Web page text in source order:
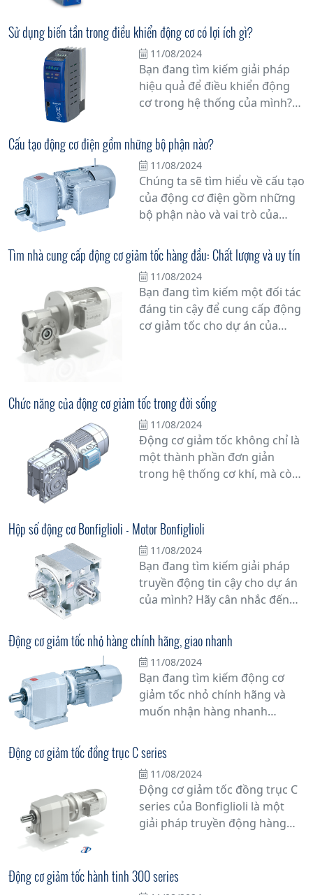
một yếu tố quan trọng trong
việc tối ưu hóa hiệu suất và tiết
kiệm năng lượng. Với sự tiến
bộ của công nghệ, biến tần đã
trở thành một giải pháp hiệu
quả để thực hiện các chức
Sử dụng biến tần trong điều khiển động cơ có lợi ích gì?
11/08/2024
Bạn đang tìm kiếm giải pháp
hiệu quả để điều khiển động
cơ trong hệ thống của mình?
cho nhu cầu của bạn. Trong bài
viết này, chúng tôi sẽ giải thích
chi tiết về lợi ích và ưu việt của
việc sử dụng biến tần trong
điều khiển động cơ.
Cấu tạo động cơ điện gồm những bộ phận nào?
11/08/2024
Chúng ta sẽ tìm hiểu về cấu tạo
của động cơ điện gồm những
bộ phận nào và vai trò của
động của động cơ.
Tìm nhà cung cấp động cơ giảm tốc hàng đầu: Chất lượng và uy tín
11/08/2024
Bạn đang tìm kiếm một đối tác
đáng tin cậy để cung cấp động
cơ giảm tốc cho dự án của
chất lượng và uy tín, nhà cung
cấp động cơ giảm tốc hàng
đầu sẽ đồng hành cùng bạn
trong mọi công việc.
Chức năng của động cơ giảm tốc trong đời sống
11/08/2024
Động cơ giảm tốc không chỉ là
một thành phần đơn giản
trong hệ thống cơ khí, mà còn
hành của nhiều thiết bị và máy
móc trong thực tế.
Hộp số động cơ Bonfiglioli - Motor Bonfiglioli
11/08/2024
Bạn đang tìm kiếm giải pháp
truyền động tin cậy cho dự án
của mình? Hãy cân nhắc đến
Motor Bonfiglioli, một lựa chọn
hàng đầu cho các ứng dụng
công nghiệp. Với hơn nửa thế
kỷ kinh nghiệm trong ngành,
Bonfiglioli đã khẳng định vị thế
của mình là một trong những
về truyền động
Động cơ giảm tốc nhỏ hàng chính hãng, giao nhanh
11/08/2024
Bạn đang tìm kiếm động cơ
giảm tốc nhỏ chính hãng và
muốn nhận hàng nhanh
Chúng tôi cung cấp động cơ
giảm tốc nhỏ từ các thương
hiệu uy tín, cam kết chất lượng
hàng chính hãng.
Động cơ giảm tốc đồng trục C series
11/08/2024
Động cơ giảm tốc đồng trục C
series của Bonfiglioli là một
giải pháp truyền động hàng
hiệu suất cao. Với thiết kế chắc
chắn và đa dạng các tính năng,
Động cơ giảm tốc hành tinh 300 series